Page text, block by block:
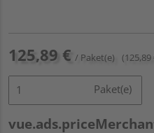
125,89 € / Paket(e)
Paket(e)